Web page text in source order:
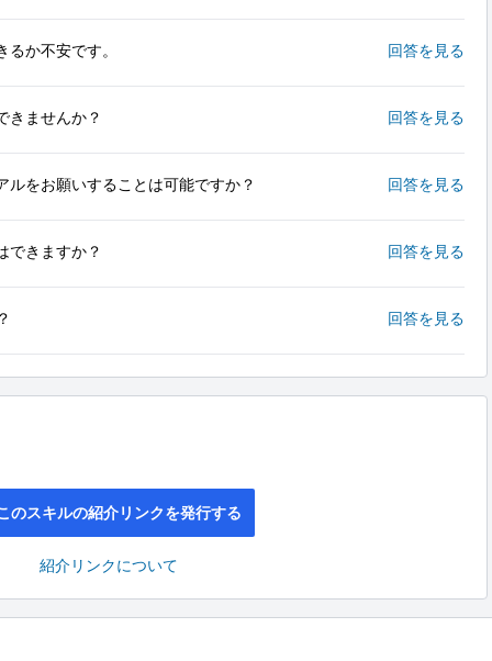
か不安です。 回答を見る
きませんか？ 回答を見る
ルをお願いすることは可能ですか？ 回答を見る
できますか？ 回答を見る
回答を見る
のスキルの紹介リンクを発行する
紹介リンクについて